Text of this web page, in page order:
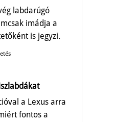
labdarúgó
imádja a
is jegyzi.
a Lexus arra
fontos a